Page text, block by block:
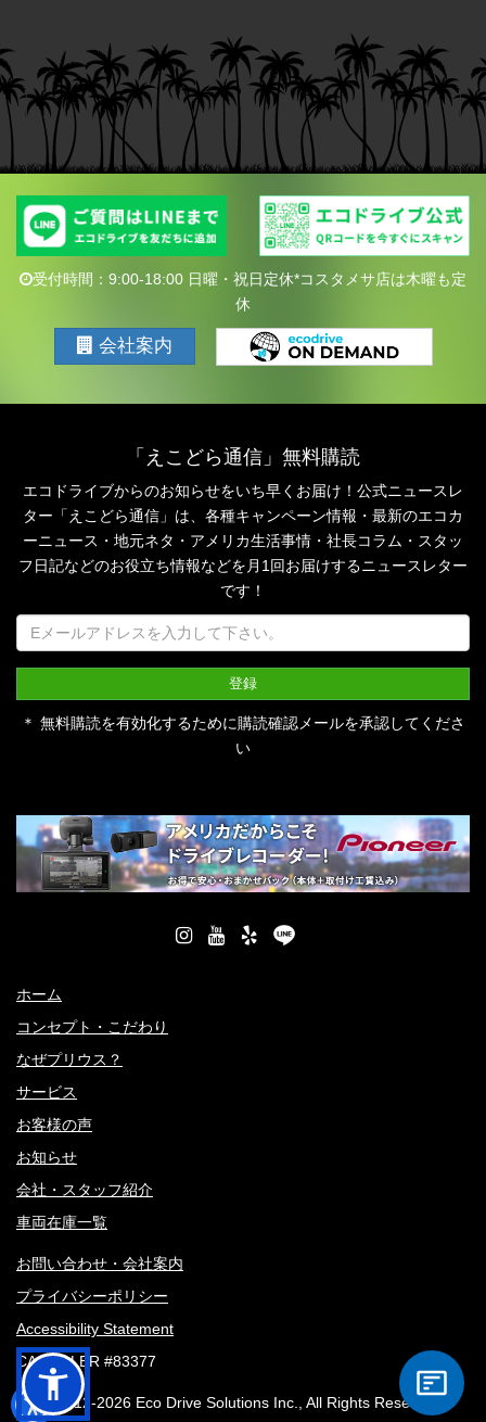
受付時間：9:00-18:00 日曜・祝日定休*コスタメサ店は木曜も定
休
会社案内
「えこどら通信」無料購読
エコドライブからのお知らせをいち早くお届け！公式ニュースレ
ター「えこどら通信」は、 各種キャンペーン情報・最新のエコカ
ーニュース・地元ネタ・アメリカ生活事情・社長コラム・ スタッ
フ日記などのお役立ち情報などを月1回お届けするニュースレター
です！
＊ 無料購読を有効化するために購読確認メールを承認してくださ
い
ホーム
コンセプト・こだわり
なぜプリウス？
サービス
お客様の声
お知らせ
会社・スタッフ紹介
車両在庫一覧
お問い合わせ・会社案内
プライバシーポリシー
Accessibility Statement
CA DEALER #83377
© 2012-2026 Eco Drive Solutions Inc., All Rights Reserved.